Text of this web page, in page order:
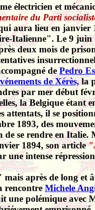
électricien et
du Parti
aura lieuen janvier
Italienne". Le 9
deux mois de
de Pedro
de Xérès,la
par mer début
la Belgique étant
attentats, il se
1893, des
se rendre en
1894, son article
une intense
mais après de long et
rencontre Michele
polémique avec